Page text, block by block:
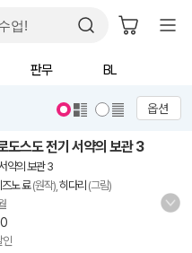
판무 BL
옵션
스도 전기 서약의 보관 3
약의 보관 3
즈노 료(원작), 히다리 (그림)
인